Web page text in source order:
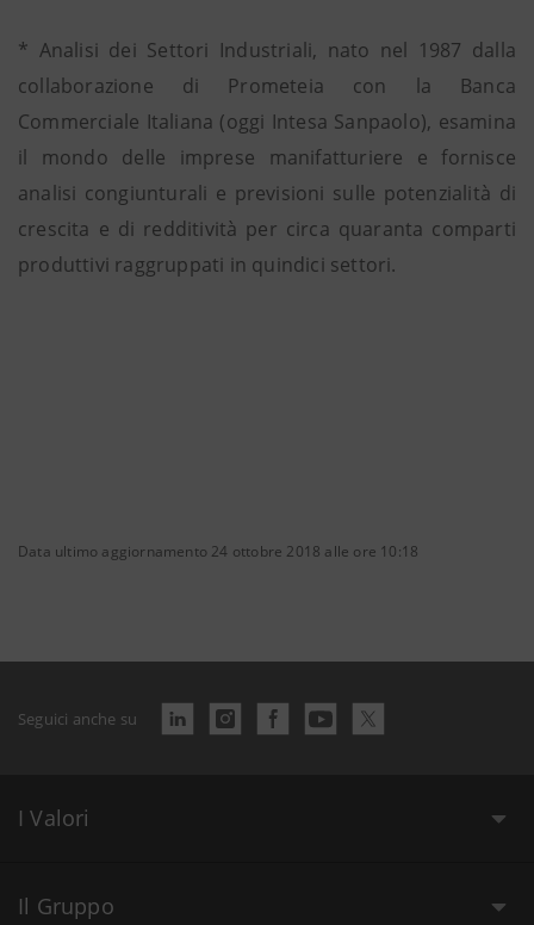
* Analisi dei Settori Industriali, nato nel 1987 dalla
collaborazione di Prometeia con la Banca
Commerciale Italiana (oggi Intesa Sanpaolo), esamina
il mondo delle imprese manifatturiere e fornisce
analisi congiunturali e previsioni sulle potenzialità di
crescita e di redditività per circa quaranta comparti
produttivi raggruppati in quindici settori.
Data ultimo aggiornamento 24 ottobre 2018 alle ore 10:18
Seguici anche su
I Valori
Il Gruppo